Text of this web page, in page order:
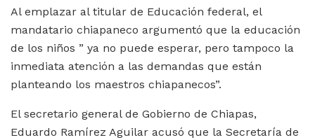
Al emplazar al titular de Educación federal, el
mandatario chiapaneco argumentó que la educación
de los niños ” ya no puede esperar, pero tampoco la
inmediata atención a las demandas que están
planteando los maestros chiapanecos”.
El secretario general de Gobierno de Chiapas,
Eduardo Ramírez Aguilar acusó que la Secretaría de